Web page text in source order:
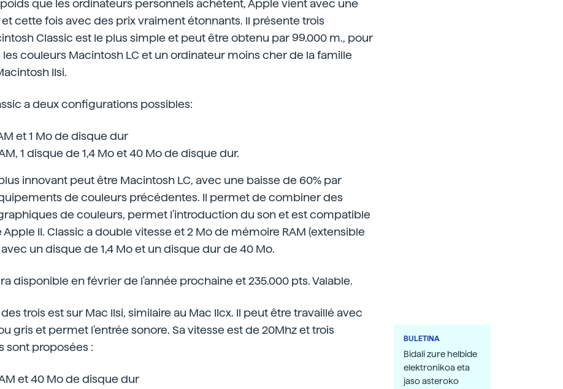
que les ordinateurs personnels achètent, Apple vient avec une
cette fois avec des prix vraiment étonnants. Il présente trois
Classic est le plus simple et peut être obtenu par 99.000 m., pour
couleurs Macintosh LC et un ordinateur moins cher de la famille
IIsi.
a deux configurations possibles:
et 1 Mo de disque dur
1 disque de 1,4 Mo et 40 Mo de disque dur.
innovant peut être Macintosh LC, avec une baisse de 60% par
de couleurs précédentes. Il permet de combiner des
de couleurs, permet l'introduction du son et est compatible
Apple II. Classic a double vitesse et 2 Mo de mémoire RAM (extensible
avec un disque de 1,4 Mo et un disque dur de 40 Mo.
disponible en février de l'année prochaine et 235.000 pts. Valable.
trois est sur Mac IIsi, similaire au Mac IIcx. Il peut être travaillé avec
gris et permet l'entrée sonore. Sa vitesse est de 20Mhz et trois
sont proposées :
et 40 Mo de disque dur
BULETINA
Bidali zure helbide
elektronikoa eta
jaso asteroko